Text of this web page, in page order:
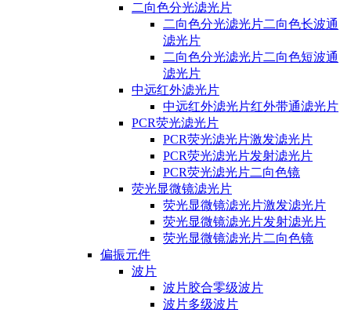
二向色分光滤光片
二向色分光滤光片二向色长波通
滤光片
二向色分光滤光片二向色短波通
滤光片
中远红外滤光片
中远红外滤光片红外带通滤光片
PCR荧光滤光片
PCR荧光滤光片激发滤光片
PCR荧光滤光片发射滤光片
PCR荧光滤光片二向色镜
荧光显微镜滤光片
荧光显微镜滤光片激发滤光片
荧光显微镜滤光片发射滤光片
荧光显微镜滤光片二向色镜
偏振元件
波片
波片胶合零级波片
波片多级波片